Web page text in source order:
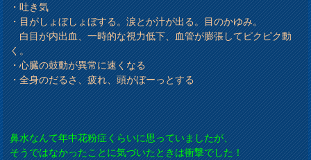
・吐き気
・目がしょぼしょぼする。涙とか汁が出る。目のかゆみ。
白目が内出血、一時的な視力低下、血管が膨張してピクピク動
く。
・心臓の鼓動が異常に速くなる
・全身のだるさ、疲れ、頭がぼーっとする
鼻水なんて年中花粉症くらいに思っていましたが、
そうではなかったことに気づいたときは衝撃でした！